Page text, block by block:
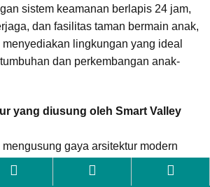
sistem keamanan berlapis 24 jam,
dan fasilitas taman bermain anak,
lingkungan yang ideal
dan perkembangan anak-
yang diusung oleh Smart Valley
gaya arsitektur modern
Desainnya fokus pada optimalisasi